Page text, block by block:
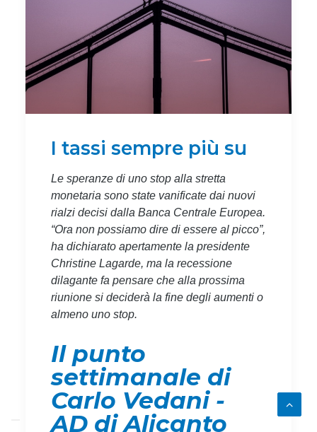
I tassi sempre più su
Le speranze di uno stop alla stretta
monetaria sono state vanificate dai nuovi
rialzi decisi dalla Banca Centrale Europea.
“Ora non possiamo dire di essere al picco”,
ha dichiarato apertamente la presidente
Christine Lagarde, ma la recessione
dilagante fa pensare che alla prossima
riunione si deciderà la fine degli aumenti o
almeno uno stop.
Il punto
settimanale di
Carlo Vedani -
AD di Alicanto